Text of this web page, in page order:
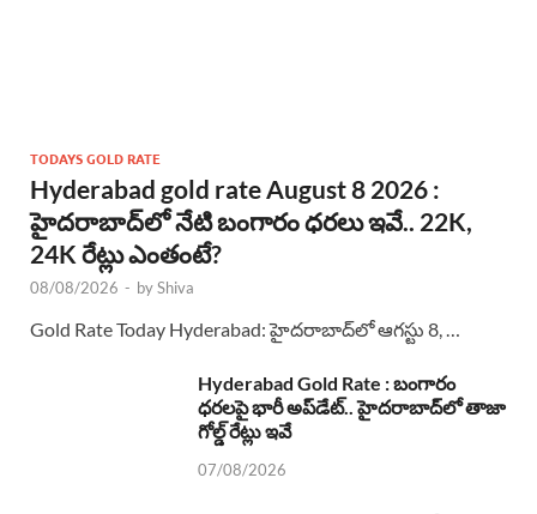
TODAYS GOLD RATE
Hyderabad gold rate August 8 2026 :
హైదరాబాద్‌లో నేటి బంగారం ధరలు ఇవే.. 22K,
24K రేట్లు ఎంతంటే?
08/08/2026 - byShiva
Gold Rate Today Hyderabad: హైదరాబాద్‌లో ఆగస్టు 8, …
Hyderabad Gold Rate : బంగారం
ధరలపై భారీ అప్‌డేట్.. హైదరాబాద్‌లో తాజా
గోల్డ్ రేట్లు ఇవే
07/08/2026